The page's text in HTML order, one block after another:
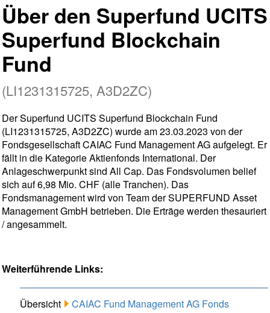
Über den Superfund UCITS
Superfund Blockchain
Fund
(LI1231315725, A3D2ZC)
Der Superfund UCITS Superfund Blockchain Fund
(LI1231315725, A3D2ZC) wurde am 23.03.2023 von der
Fondsgesellschaft CAIAC Fund Management AG aufgelegt. Er
fällt in die Kategorie Aktienfonds International. Der
Anlageschwerpunkt sind All Cap. Das Fondsvolumen belief
sich auf 6,98 Mio. CHF (alle Tranchen). Das
Fondsmanagement wird von Team der SUPERFUND Asset
Management GmbH betrieben. Die Erträge werden thesauriert
/ angesammelt.
Weiterführende Links:
Übersicht CAIAC Fund Management AG Fonds